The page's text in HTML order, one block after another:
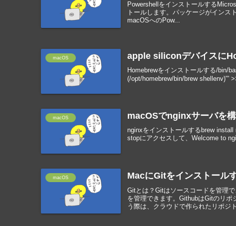
Powershellをインストールする
トールします。パッケージがインス
macOSへのPow...
macOS apple siliconデバイスに
Homebrewをインストールする/bin/
(/opt/homebrew/bin/brew shellenv)"'
macOS macOSでnginxサーバを
nginxをインストールするbrew
stopにアクセスして、Welcome to
macOS MacにGitをインストール
Gitとは？Gitはソースコードを管理
を管理できます。GithubはGitのリ
う際は、クラウドで作られたリポジト